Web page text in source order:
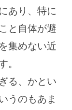
あり、特に
と自体が避
集めない近
。
る、かとい
うのもあま